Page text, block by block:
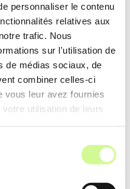
personnaliser le contenu
relatives aux
trafic. Nous
sur l'utilisation de
de médias sociaux, de
combiner celles-ci
vous leur avez fournies
utilisation de leurs
permet à Visus de
de données,
et fournissant
Visus pour